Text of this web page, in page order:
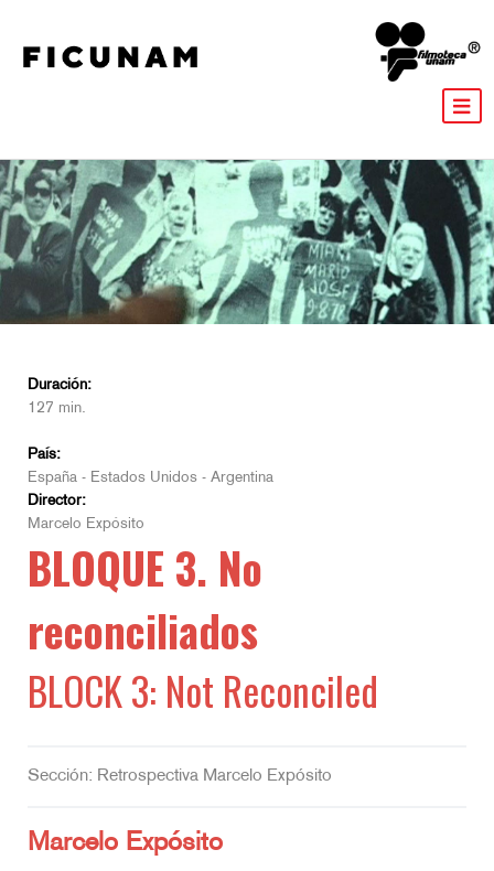
Duración:
127 min.
País:
España - Estados Unidos - Argentina
Director:
Marcelo Expósito
BLOQUE 3. No
reconciliados
BLOCK 3: Not Reconciled
Sección: Retrospectiva Marcelo Expósito
Marcelo Expósito